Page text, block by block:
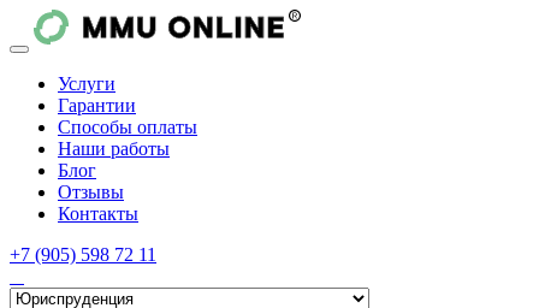
Услуги
Гарантии
Способы оплаты
Наши работы
Блог
Отзывы
Контакты
+7 (905) 598 72 11